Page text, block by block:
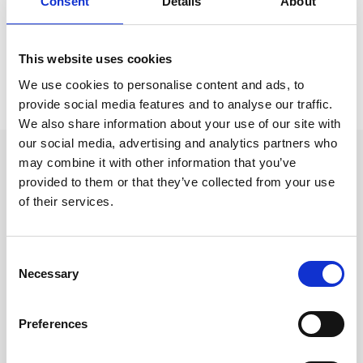
This website uses cookies
We use cookies to personalise content and ads, to
provide social media features and to analyse our traffic.
We also share information about your use of our site with
our social media, advertising and analytics partners who
may combine it with other information that you’ve
provided to them or that they’ve collected from your use
of their services.
Selection
Necessary
Preferences
Kalendrar & almanackor för 2027 /Kalender A5
Prishistorik
Lägsta pris senaste 30 dagarna är 299 kr (2026-08-08)
Andra tittade även på